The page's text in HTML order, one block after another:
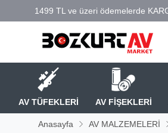
AV TÜFEKLERİ AV FİŞEKLERİ
Anasayfa AV MALZEMELERİ